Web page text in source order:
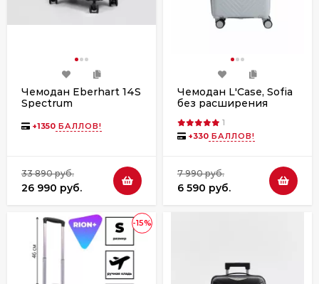
Чемодан Eberhart 14S
Spectrum
+1350 БАЛЛОВ!
33 890 руб.
26 990 руб.
Чемодан L'Case, Sofia
без расширения
1
+330 БАЛЛОВ!
7 990 руб.
6 590 руб.
-15%